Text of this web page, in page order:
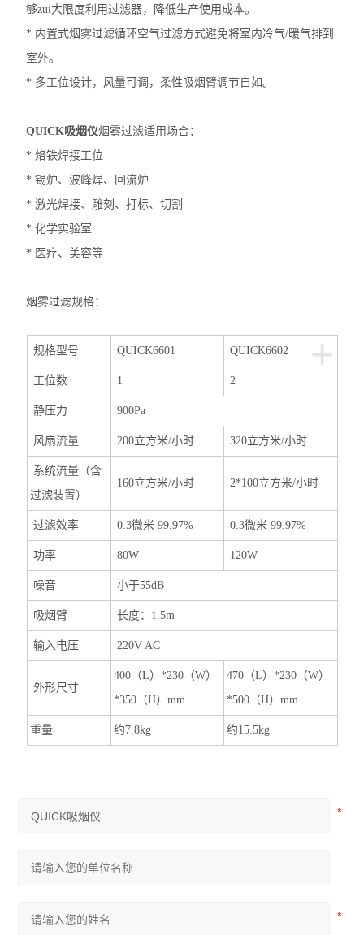
够zui大限度利用过滤器，降低生产使用成本。
* 内置式烟雾过滤循环空气过滤方式避免将室内冷气/暖气排到
室外。
* 多工位设计，风量可调，柔性吸烟臂调节自如。
QUICK吸烟仪烟雾过滤适用场合：
* 烙铁焊接工位
* 锡炉、波峰焊、回流炉
* 激光焊接、雕刻、打标、切割
* 化学实验室
* 医疗、美容等
烟雾过滤规格：
+
规格型号 QUICK6601 QUICK6602
工位数 1 2
静压力 900Pa
风扇流量 200立方米/小时 320立方米/小时
系统流量（含
过滤装置）
160立方米/小时 2*100立方米/小时
过滤效率 0.3微米 99.97% 0.3微米 99.97%
功率 80W 120W
噪音 小于55dB
吸烟臂 长度：1.5m
输入电压 220V AC
外形尺寸
400（L）*230（W）
*350（H）mm
470（L）*230（W）
*500（H）mm
重量 约7.8kg 约15.5kg